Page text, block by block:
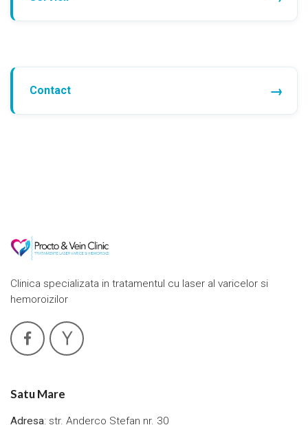
Contact
Clinica specializata in tratamentul cu laser al varicelor si
hemoroizilor
Satu Mare
Adresa: str. Anderco Stefan nr. 30